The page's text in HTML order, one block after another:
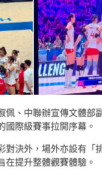
佩、中聯辦宣傳文體
國際級賽事拉開序幕。
對決外，場外亦設有
在提升整體觀賽體驗。